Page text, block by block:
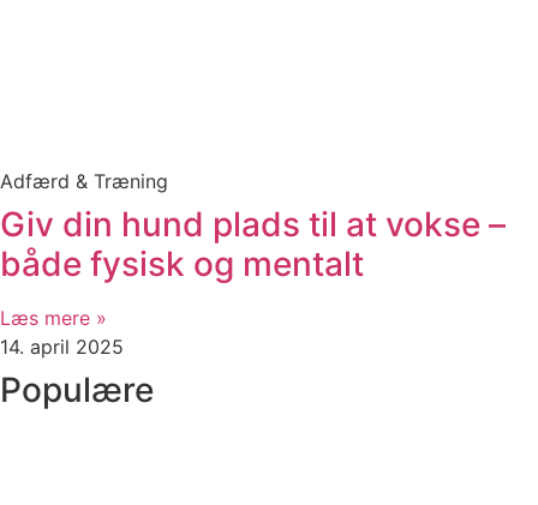
Adfærd & Træning
Giv din hund plads til at vokse –
både fysisk og mentalt
Læs mere »
14. april 2025
Populære